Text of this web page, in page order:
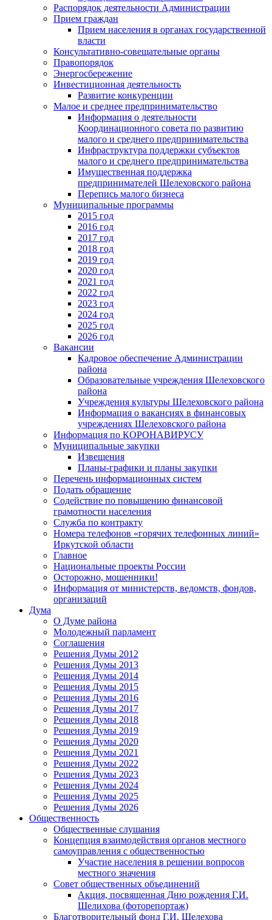
Распорядок деятельности Администрации
Прием граждан
Прием населения в органах государственной
власти
Консультативно-совещательные органы
Правопорядок
Энергосбережение
Инвестиционная деятельность
Развитие конкуренции
Малое и среднее предпринимательство
Информация о деятельности
Координационного совета по развитию
малого и среднего предпринимательства
Инфраструктура поддержки субъектов
малого и среднего предпринимательства
Имущественная поддержка
предпринимателей Шелеховского района
Перепись малого бизнеса
Муниципальные программы
2015 год
2016 год
2017 год
2018 год
2019 год
2020 год
2021 год
2022 год
2023 год
2024 год
2025 год
2026 год
Вакансии
Кадровое обеспечение Администрации
района
Образовательные учреждения Шелеховского
района
Учреждения культуры Шелеховского района
Информация о вакансиях в финансовых
учреждениях Шелеховского района
Информация по КОРОНАВИРУСУ
Муниципальные закупки
Извещения
Планы-графики и планы закупки
Перечень информационных систем
Подать обращение
Содействие по повышению финансовой
грамотности населения
Служба по контракту
Номера телефонов «горячих телефонных линий»
Иркутской области
Главное
Национальные проекты России
Осторожно, мошенники!
Информация от министерств, ведомств, фондов,
организаций
Дума
О Думе района
Молодежный парламент
Соглашения
Решения Думы 2012
Решения Думы 2013
Решения Думы 2014
Решения Думы 2015
Решения Думы 2016
Решения Думы 2017
Решения Думы 2018
Решения Думы 2019
Решения Думы 2020
Решения Думы 2021
Решения Думы 2022
Решения Думы 2023
Решения Думы 2024
Решения Думы 2025
Решения Думы 2026
Общественность
Общественные слушания
Концепция взаимодействия органов местного
самоуправления с общественностью
Участие населения в решении вопросов
местного значения
Совет общественных объединений
Акция, посвященная Дню рождения Г.И.
Шелихова (фоторепортаж)
Благотворительный фонд Г.И. Шелехова